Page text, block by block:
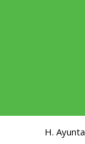
H.